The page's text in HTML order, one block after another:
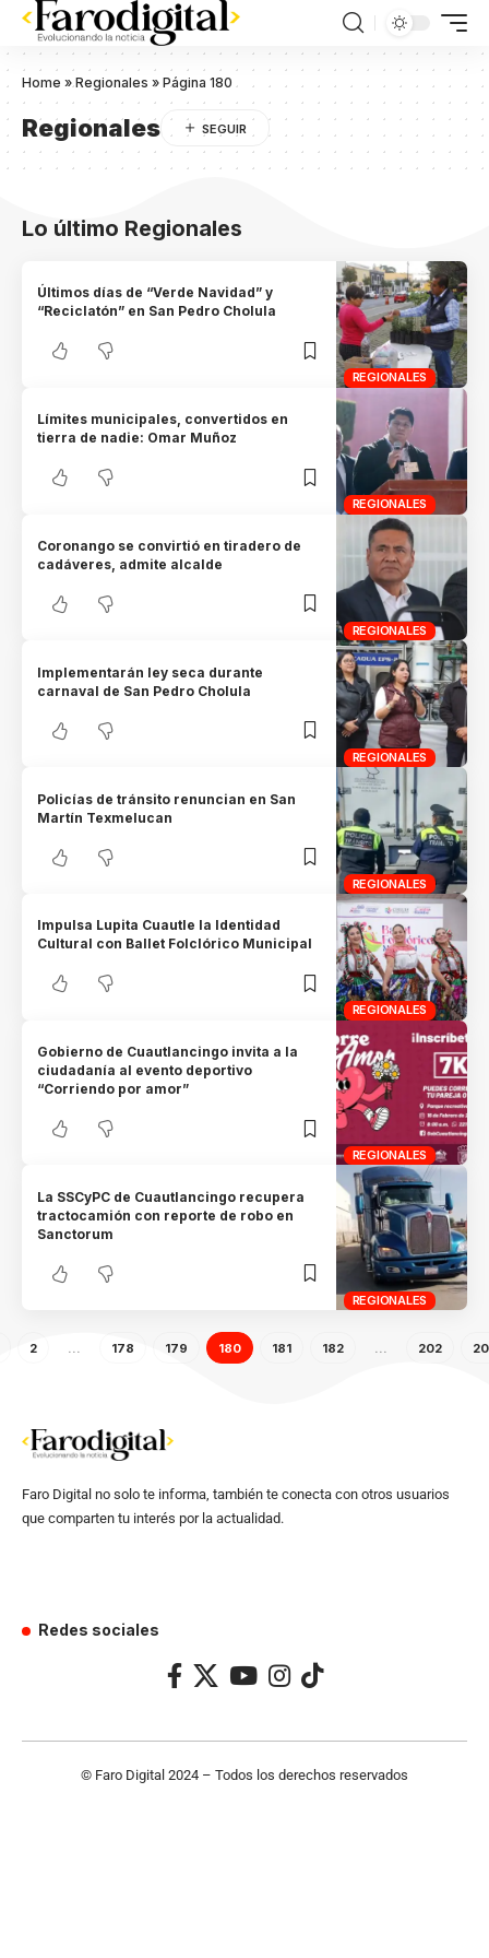
Home »Regionales » Página 180
Regionales
Lo último Regionales
REGIONALES
Últimos días de “Verde Navidad” y
“Reciclatón” en San Pedro Cholula
REGIONALES
Límites municipales, convertidos en
tierra de nadie: Omar Muñoz
REGIONALES
Coronango se convirtió en tiradero de
cadáveres, admite alcalde
REGIONALES
Implementarán ley seca durante
carnaval de San Pedro Cholula
REGIONALES
Policías de tránsito renuncian en San
Martín Texmelucan
REGIONALES
Impulsa Lupita Cuautle la Identidad
Cultural con Ballet Folclórico Municipal
REGIONALES
Gobierno de Cuautlancingo invita a la
ciudadanía al evento deportivo
“Corriendo por amor”
REGIONALES
La SSCyPC de Cuautlancingo recupera
tractocamión con reporte de robo en
Sanctorum
2 178 179 180 181 182 202
Faro Digital no solo te informa, también te conecta con otros usuarios
que comparten tu interés por la actualidad.
Redes sociales
© Faro Digital 2024 – Todos los derechos reservados